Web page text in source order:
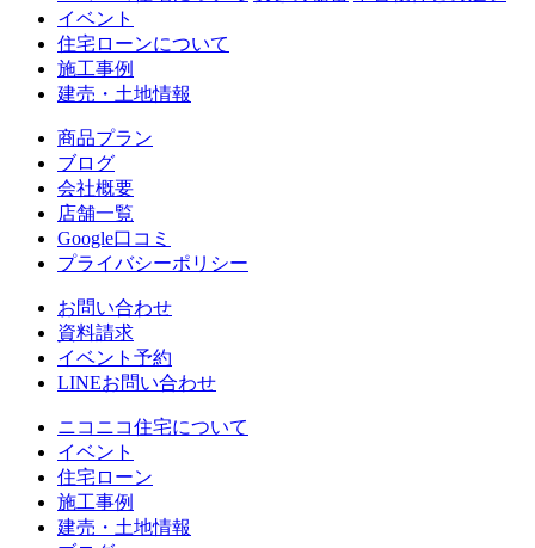
イベント
住宅ローンについて
施工事例
建売・土地情報
商品プラン
ブログ
会社概要
店舗一覧
Google口コミ
プライバシーポリシー
お問い合わせ
資料請求
イベント予約
LINEお問い合わせ
ニコニコ住宅について
イベント
住宅ローン
施⼯事例
建売・⼟地情報